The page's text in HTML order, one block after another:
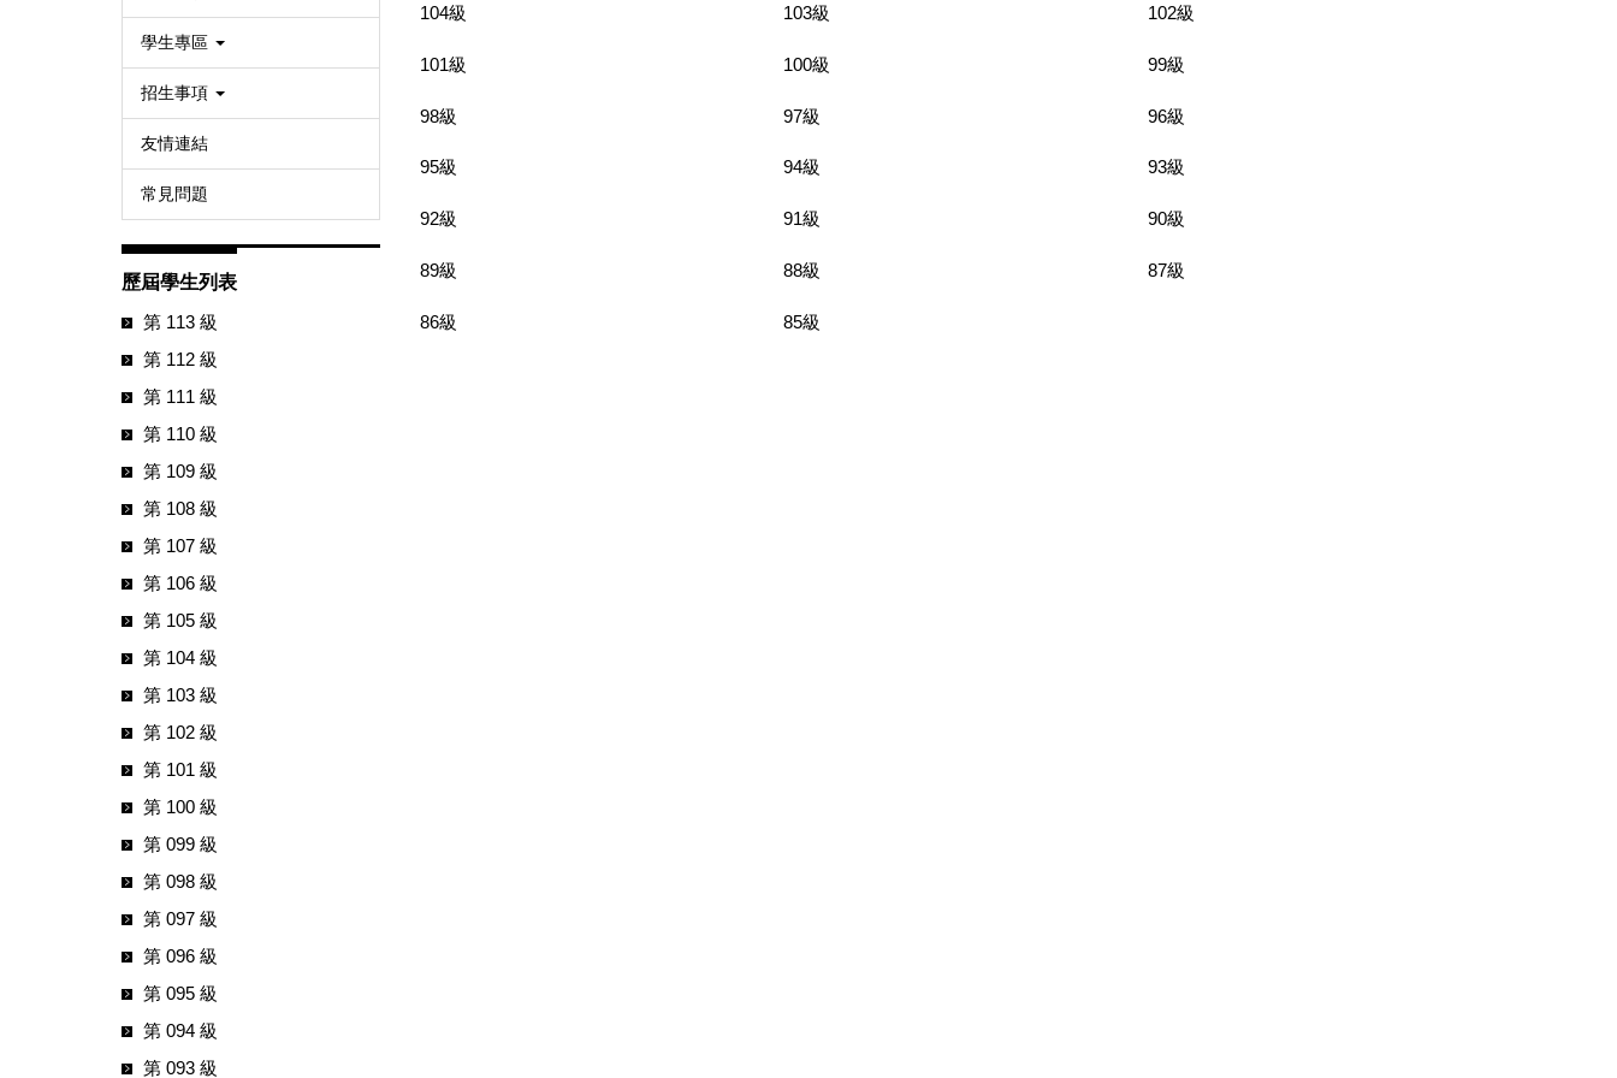
學生專區
招生事項
友情連結
常見問題
歷屆學生列表
第 113 級
第 112 級
第 111 級
第 110 級
第 109 級
第 108 級
第 107 級
第 106 級
第 105 級
第 104 級
第 103 級
第 102 級
第 101 級
第 100 級
第 099 級
第 098 級
第 097 級
第 096 級
第 095 級
第 094 級
第 093 級
104級 103級 102級
101級 100級 99級
98級 97級 96級
95級 94級 93級
92級 91級 90級
89級 88級 87級
86級 85級